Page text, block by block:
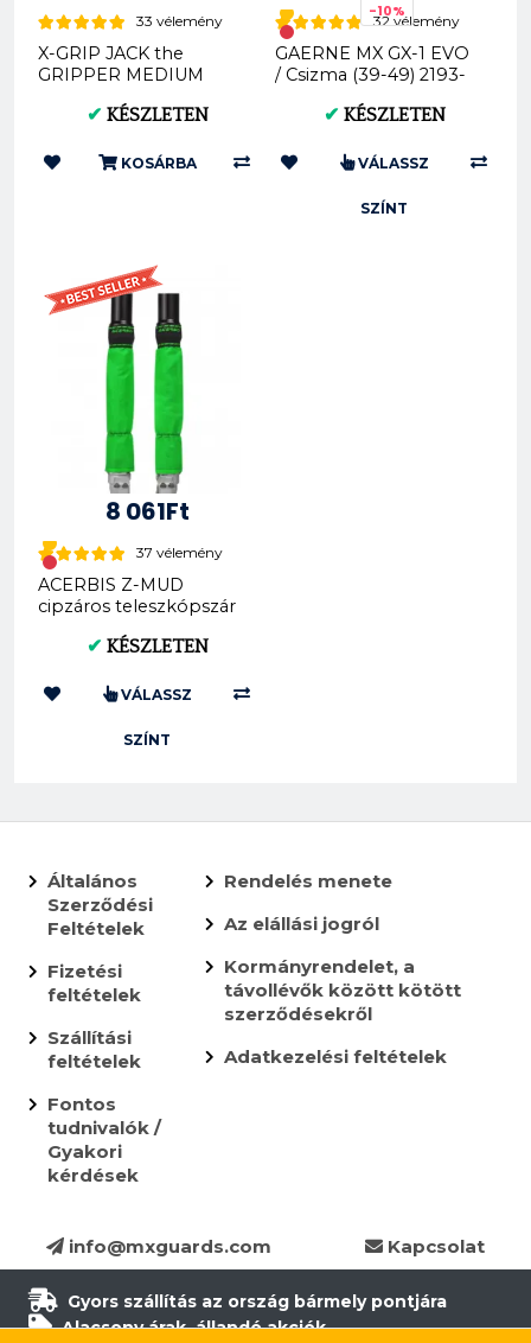
33 vélemény
X-GRIP JACK the
GRIPPER MEDIUM
140/80-18 XG-2104
✔ KÉSZLETEN
KOSÁRBA
-10%
32 vélemény
GAERNE MX GX-1 EVO
/ Csizma (39-49) 2193-
✔ KÉSZLETEN
VÁLASSZ
SZÍNT
8 061Ft
37 vélemény
ACERBIS Z-MUD
cipzáros teleszkópszár
✔ KÉSZLETEN
VÁLASSZ
SZÍNT
Általános
Szerződési
Feltételek
Fizetési
feltételek
Szállítási
feltételek
Fontos
tudnivalók /
Gyakori
kérdések
Rendelés menete
Az elállási jogról
Kormányrendelet, a
távollévők között kötött
szerződésekről
Adatkezelési feltételek
info@mxguards.com Kapcsolat
Gyors szállítás az ország bármely pontjára
Alacsony árak, állandó akciók